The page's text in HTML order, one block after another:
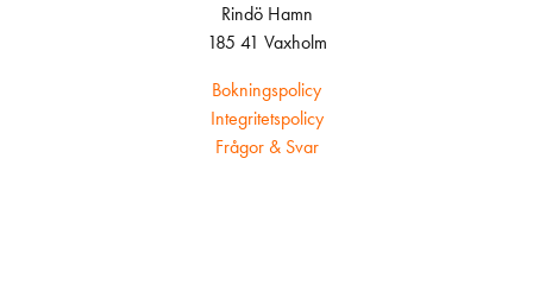
Rindö Hamn
185 41 Vaxholm
Bokningspolicy
Integritetspolicy
Frågor & Svar